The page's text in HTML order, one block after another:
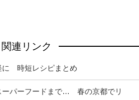
関連リンク
に 時短レシピまとめ
ーパーフードまで… 春の京都でリ